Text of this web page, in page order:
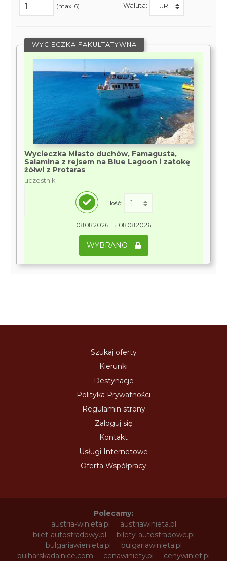
(max. 6) Waluta:
WYCIECZKA FAKULTATYWNA
Wycieczka Miasto duchów, Famagusta,
Salamina z rejsem na Blue Lagoon i zatokę
żółwi z Protaras
uczestnik
Ilość:
08.08.2026 → 08.08.2026
WYBRANO
Szukaj oferty
Kierunki
Destynacje
Polityka Prywatności
Regulamin strony
Zaloguj się
Kontakt
Usługi Internetowe
Oferta Współpracy
Polecamy:
austria-winieta.pl
austriawinieta.pl
bilet-autostradowy.pl
bilety-autostradowe.pl
bulgariawienieta.pl
bulgariawinieta.pl
bulharskadalnice.com
cenawiniety.pl
cenywiniet.pl